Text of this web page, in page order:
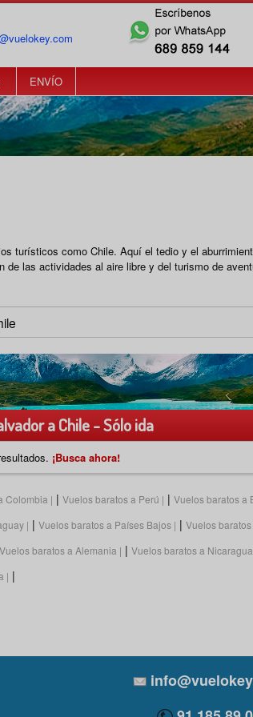
ENVÍO
turísticos como Chile. Aquí el tedio y el
las actividades al aire libre y del turismo de
a Chile - Sólo ida
¡Busca ahora!
Colombia | Vuelos baratos a Perú | Vuelos baratos a
| Vuelos baratos a Países Bajos | Vuelos
Vuelos baratos a Alemania | Vuelos baratos a Nicaragua
|